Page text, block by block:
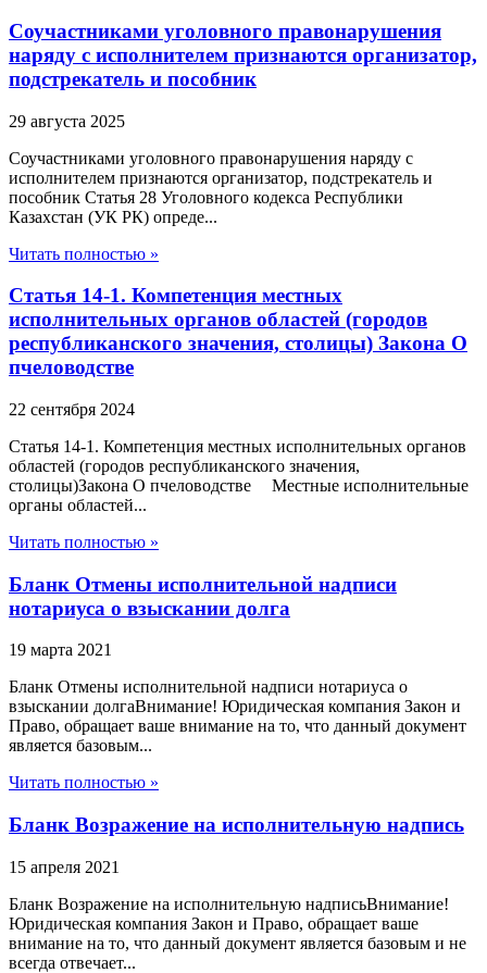
Соучастниками уголовного правонарушения
наряду с исполнителем признаются организатор,
подстрекатель и пособник
29 августа 2025
Соучастниками уголовного правонарушения наряду с
исполнителем признаются организатор, подстрекатель и
пособник Статья 28 Уголовного кодекса Республики
Казахстан (УК РК) опреде...
Читать полностью »
Статья 14-1. Компетенция местных
исполнительных органов областей (городов
республиканского значения, столицы) Закона О
пчеловодстве
22 сентября 2024
Статья 14-1. Компетенция местных исполнительных органов
областей (городов республиканского значения,
столицы)Закона О пчеловодстве Местные исполнительные
органы областей...
Читать полностью »
Бланк Отмены исполнительной надписи
нотариуса о взыскании долга
19 марта 2021
Бланк Отмены исполнительной надписи нотариуса о
взыскании долгаВнимание! Юридическая компания Закон и
Право, обращает ваше внимание на то, что данный документ
является базовым...
Читать полностью »
Бланк Возражение на исполнительную надпись
15 апреля 2021
Бланк Возражение на исполнительную надписьВнимание!
Юридическая компания Закон и Право, обращает ваше
внимание на то, что данный документ является базовым и не
всегда отвечает...